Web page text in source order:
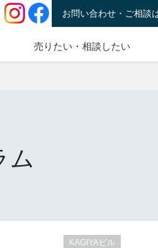
お問い合わせ・ご相談
売りたい・相談したい
ム
KAGIYAビル